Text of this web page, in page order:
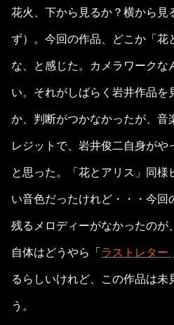
花火、下から見るか？横から見
ず）。今回の作品、どこか「花
な、と感じた。カメラワークな
い。それがしばらく岩井作品を
か、判断がつかなかったが、音
レジットで、岩井俊二自身がや
と思った。「花とアリス」同様
い音色だったけれど・・・今回
残るメロディーがなかったのが
自体はどうやら「 ラストレター
るらしいけれど、この作品は未
う。